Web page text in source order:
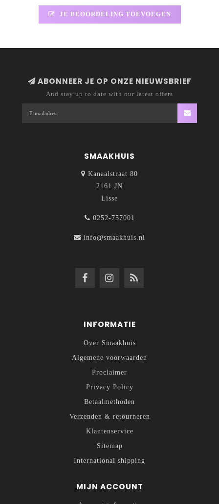
JE BEOORDELING TOEVOEGEN
ABONNEER JE OP ONZE NIEUWSBRIEF
And stay up to date with our latest offers
SMAAKHUIS
Kanaalstraat 80
2161 JN
Lisse
0252-757001
info@smaakhuis.nl
INFORMATIE
Over Smaakhuis
Algemene voorwaarden
Proclaimer
Privacy Policy
Betaalmethoden
Verzenden & retourneren
Klantenservice
Sitemap
International shipping
MIJN ACCOUNT